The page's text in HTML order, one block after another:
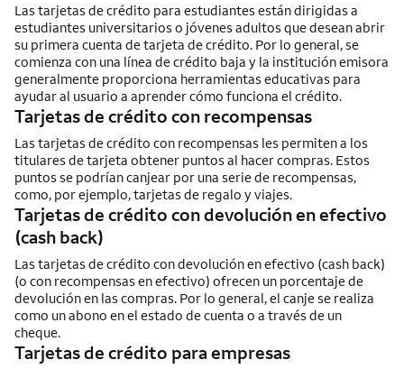
Las tarjetas de crédito para estudiantes están dirigidas a
estudiantes universitarios o jóvenes adultos que desean abrir
su primera cuenta de tarjeta de crédito. Por lo general, se
comienza con una línea de crédito baja y la institución emisora
generalmente proporciona herramientas educativas para
ayudar al usuario a aprender cómo funciona el crédito.
Tarjetas de crédito con recompensas
Las tarjetas de crédito con recompensas les permiten a los
titulares de tarjeta obtener puntos al hacer compras. Estos
puntos se podrían canjear por una serie de recompensas,
como, por ejemplo, tarjetas de regalo y viajes.
Tarjetas de crédito con devolución en efectivo
(cash back)
Las tarjetas de crédito con devolución en efectivo (cash back)
(o con recompensas en efectivo) ofrecen un porcentaje de
devolución en las compras. Por lo general, el canje se realiza
como un abono en el estado de cuenta o a través de un
cheque.
Tarjetas de crédito para empresas